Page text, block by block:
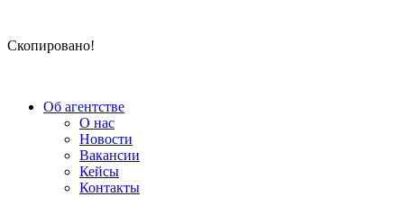
Скопировано!
Об агентстве
О нас
Новости
Вакансии
Кейсы
Контакты